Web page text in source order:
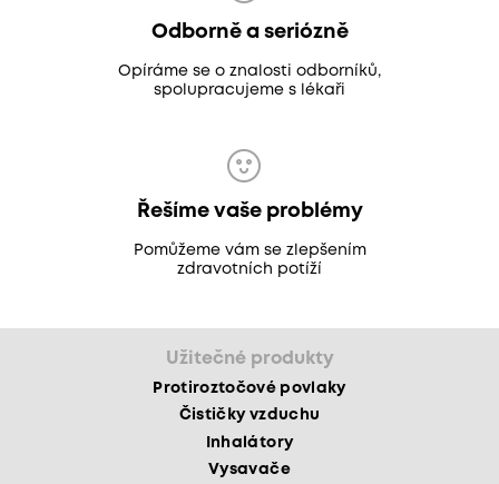
Odborně a seriózně
Opíráme se o znalosti odborníků,
spolupracujeme s lékaři
Řešíme vaše problémy
Pomůžeme vám se zlepšením
zdravotních potíží
Užitečné produkty
Protiroztočové povlaky
Čističky vzduchu
Inhalátory
Vysavače